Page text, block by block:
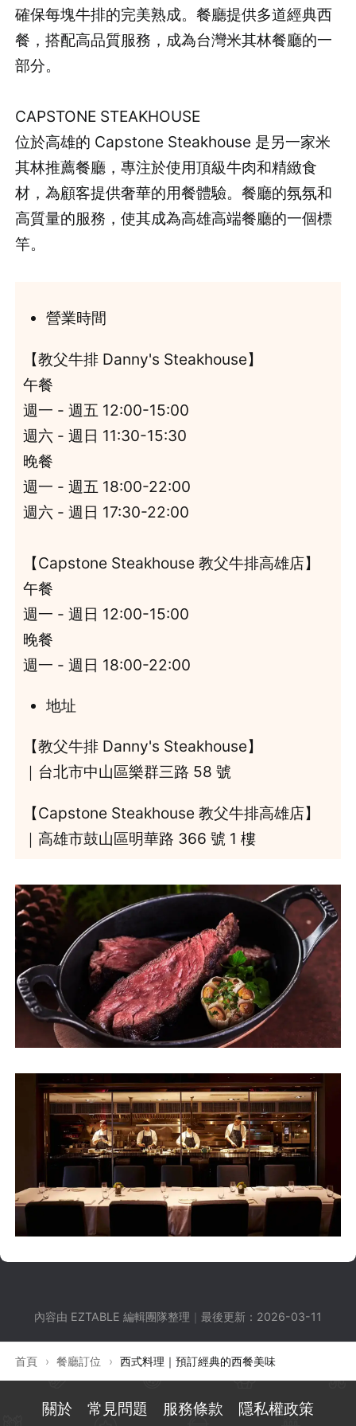
確保每塊牛排的完美熟成。餐廳提供多道經典西
餐，搭配高品質服務，成為台灣米其林餐廳的一
部分。
CAPSTONE STEAKHOUSE
位於高雄的 Capstone Steakhouse 是另一家米
其林推薦餐廳，專注於使用頂級牛肉和精緻食
材，為顧客提供奢華的用餐體驗。餐廳的氛氛和
高質量的服務，使其成為高雄高端餐廳的一個標
竿。
營業時間
【教父牛排 Danny's Steakhouse】
午餐
週一 - 週五 12:00-15:00
週六 - 週日 11:30-15:30
晚餐
週一 - 週五 18:00-22:00
週六 - 週日 17:30-22:00
【Capstone Steakhouse 教父牛排高雄店】
午餐
週一 - 週日 12:00-15:00
晚餐
週一 - 週日 18:00-22:00
地址
【教父牛排 Danny's Steakhouse】
｜台北市中山區樂群三路 58 號
【Capstone Steakhouse 教父牛排高雄店】
｜高雄市鼓山區明華路 366 號 1 樓
內容由 EZTABLE 編輯團隊整理 ｜ 最後更新： 2026-03-11
首頁 › 餐廳訂位 › 西式料理｜預訂經典的西餐美味
關於 常見問題 服務條款
隱私權政策